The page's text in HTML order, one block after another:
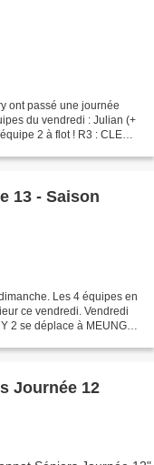
ont passé une journée
du vendredi : Julian (+
2 à flot ! R3 : CLERY
13 - Saison
Les 4 équipes en
ce vendredi. Vendredi
2 se déplace à MEUNG
Journée 12